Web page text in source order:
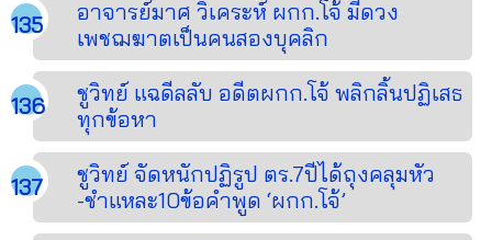
อาจารย์มาศ วิเคระห์ ผกก.โจ้ มีดวง
เพชฌฆาตเป็นคนสองบุคลิก
ชูวิทย์ แฉดีลลับ อดีตผกก.โจ้ พลิกลิ้นปฏิเสธ
ทุกข้อหา
ชูวิทย์ จัดหนักปฏิรูป ตร.7ปีได้ถุงคลุมหัว
-ชำแหละ10ข้อคำพูด ‘ผกก.โจ้’